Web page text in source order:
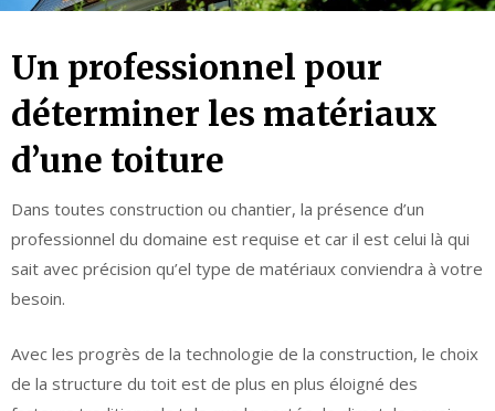
Un professionnel pour
déterminer les matériaux
d’une toiture
Dans toutes construction ou chantier, la présence d’un
professionnel du domaine est requise et car il est celui là qui
sait avec précision qu’el type de matériaux conviendra à votre
besoin.
Avec les progrès de la technologie de la construction, le choix
de la structure du toit est de plus en plus éloigné des